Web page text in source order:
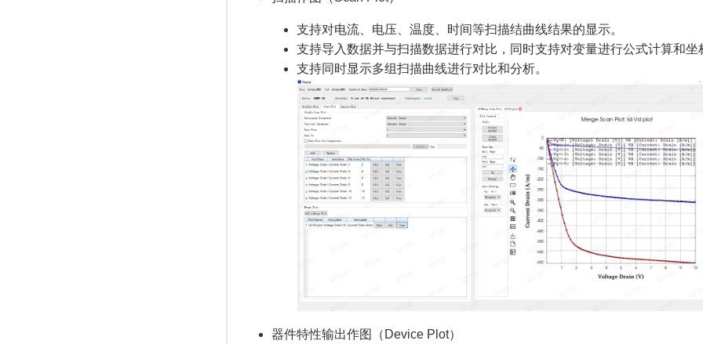
支持对电流、电压、温度、时间等扫描结曲线结果的显示。
支持导入数据并与扫描数据进行对比，同时支持对变量进行公式计算和坐
支持同时显示多组扫描曲线进行对比和分析。
器件特性输出作图（Device Plot）